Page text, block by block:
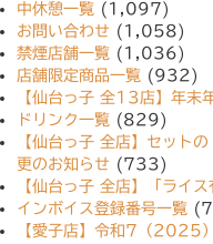
中休憩一覧 (1,097)
お問い合わせ (1,058)
禁煙店舗一覧 (1,036)
店舗限定商品一覧 (932)
【仙台っ子 全13店】年末
ドリンク一覧 (829)
【仙台っ子 全店】セット
更のお知らせ (733)
【仙台っ子 全店】「ライ
インボイス登録番号一覧
【愛子店】令和7（2025